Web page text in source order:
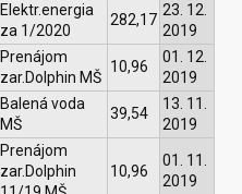
Elektr.energia
za 1/2020
282,17
23. 12.
2019
Prenájom
zar.Dolphin MŠ
10,96
01. 12.
2019
Balená voda
MŠ
39,54
13. 11.
2019
Prenájom
zar.Dolphin
10,96
01. 11.
2019